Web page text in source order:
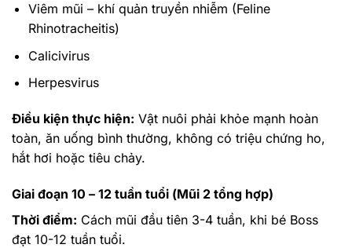
Viêm mũi – khí quản truyền nhiễm (Feline
Rhinotracheitis)
Calicivirus
Herpesvirus
Điều kiện thực hiện: Vật nuôi phải khỏe mạnh hoàn
toàn, ăn uống bình thường, không có triệu chứng ho,
hắt hơi hoặc tiêu chảy.
Giai đoạn 10 – 12 tuần tuổi (Mũi 2 tổng hợp)
Thời điểm: Cách mũi đầu tiên 3-4 tuần, khi bé Boss
đạt 10-12 tuần tuổi.